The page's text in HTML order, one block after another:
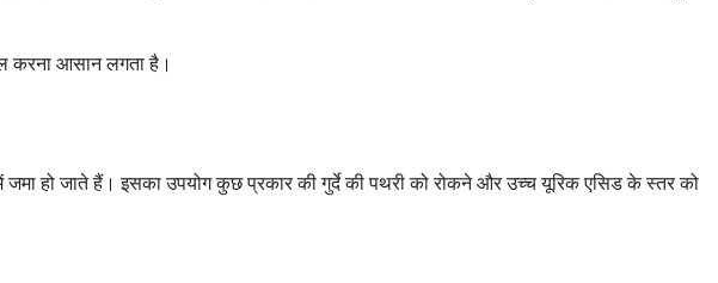
करना आसान लगता है।
हो जाते हैं। इसका उपयोग कुछ प्रकार की गुर्दे की पथरी को रोकने और उच्च यूरिक एसिड के स्तर को